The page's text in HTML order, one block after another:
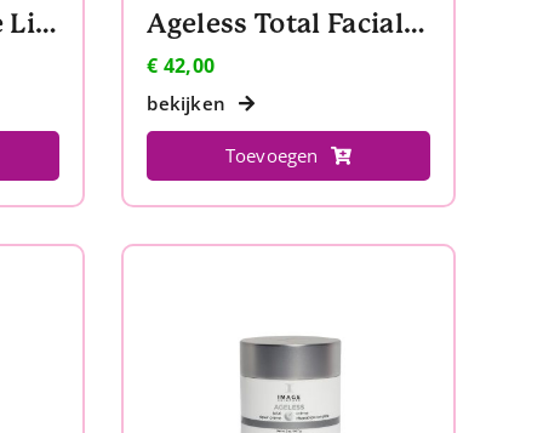
Ageless Total Eye Lift Crème Ageless Total Facial Cleanser + Reinigingsponsjes
€ 42,00
bekijken
Toevoegen